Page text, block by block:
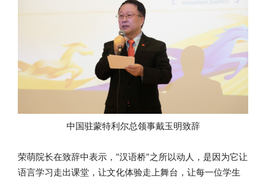
中国驻蒙特利尔总领事戴玉明致辞
荣萌院长在致辞中表示，“汉语桥”之所以动人，是因为它让
语言学习走出课堂，让文化体验走上舞台，让每一位学生